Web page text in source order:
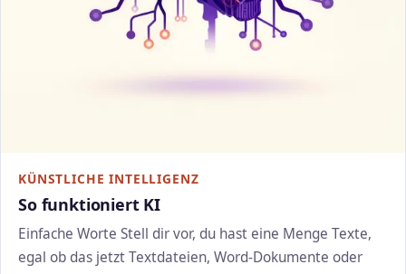
KÜNSTLICHE INTELLIGENZ
So funktioniert KI
Einfache Worte Stell dir vor, du hast eine Menge Texte,
egal ob das jetzt Textdateien, Word-Dokumente oder